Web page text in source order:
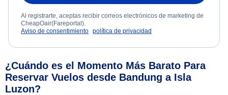
Al registrarte, aceptas recibir correos electrónicos de marketing de
CheapOair(Fareportal).
Aviso de consentimiento política de privacidad
¿Cuándo es el Momento Más Barato Para
Reservar Vuelos desde Bandung a Isla
Luzon?